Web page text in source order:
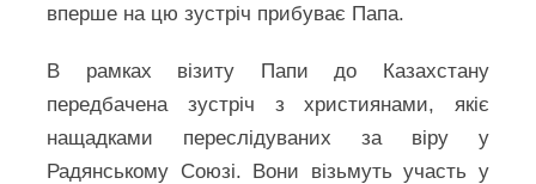
вперше на цю зустріч прибуває Папа.
В рамках візиту Папи до Казахстану
передбачена зустріч з християнами, якіє
нащадками переслідуваних за віру у
Радянському Союзі. Вони візьмуть участь у